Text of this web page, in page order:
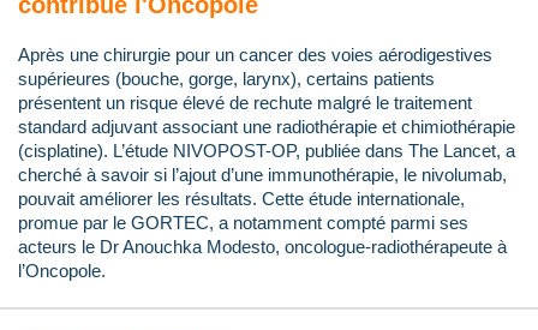
Après une chirurgie pour un cancer des voies aérodigestives
supérieures (bouche, gorge, larynx), certains patients
présentent un risque élevé de rechute malgré le traitement
standard adjuvant associant une radiothérapie et chimiothérapie
(cisplatine). L’étude NIVOPOST-OP, publiée dans The Lancet, a
cherché à savoir si l’ajout d’une immunothérapie, le nivolumab,
pouvait améliorer les résultats. Cette étude internationale,
promue par le GORTEC, a notamment compté parmi ses
acteurs le Dr Anouchka Modesto, oncologue-radiothérapeute à
l’Oncopole.